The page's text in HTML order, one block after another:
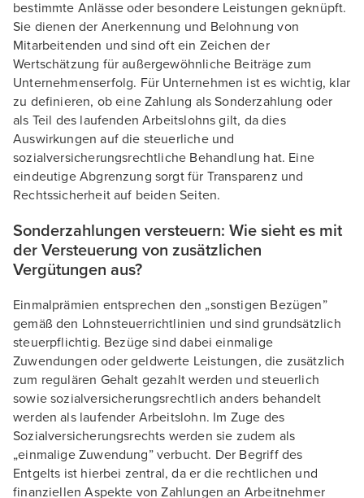
bestimmte Anlässe oder besondere Leistungen geknüpft.
Sie dienen der Anerkennung und Belohnung von
Mitarbeitenden und sind oft ein Zeichen der
Wertschätzung für außergewöhnliche Beiträge zum
Unternehmenserfolg. Für Unternehmen ist es wichtig, klar
zu definieren, ob eine Zahlung als Sonderzahlung oder
als Teil des laufenden Arbeitslohns gilt, da dies
Auswirkungen auf die steuerliche und
sozialversicherungsrechtliche Behandlung hat. Eine
eindeutige Abgrenzung sorgt für Transparenz und
Rechtssicherheit auf beiden Seiten.
Sonderzahlungen versteuern: Wie sieht es mit
der Versteuerung von zusätzlichen
Vergütungen aus?
Einmalprämien entsprechen den „sonstigen Bezügen”
gemäß den Lohnsteuerrichtlinien und sind grundsätzlich
steuerpflichtig. Bezüge sind dabei einmalige
Zuwendungen oder geldwerte Leistungen, die zusätzlich
zum regulären Gehalt gezahlt werden und steuerlich
sowie sozialversicherungsrechtlich anders behandelt
werden als laufender Arbeitslohn. Im Zuge des
Sozialversicherungsrechts werden sie zudem als
„einmalige Zuwendung” verbucht. Der Begriff des
Entgelts ist hierbei zentral, da er die rechtlichen und
finanziellen Aspekte von Zahlungen an Arbeitnehmer